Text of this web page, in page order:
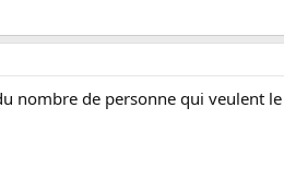
nombre de personne qui veulent